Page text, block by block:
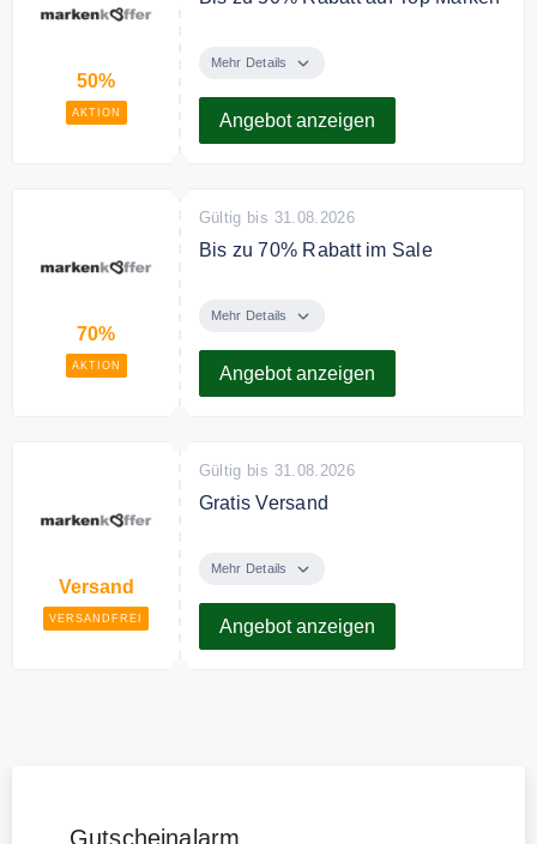
50%
AKTION
top-Marken
Mehr Details
Angebot anzeigen
70%
AKTION
Gültig bis 31.08.2026
Bis zu 70% Rabatt im Sale
bis zu 70% Rabatt auf eine
Mehr Details
Angebot anzeigen
Versand
VERSANDFREI
Gültig bis 31.08.2026
Gratis Versand
Markenkoffer.de
Mehr Details
Angebot anzeigen
Gutscheinalarm